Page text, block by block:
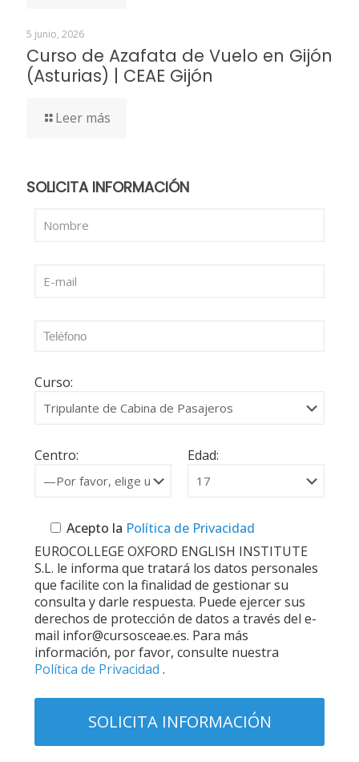
5 junio, 2026
Curso de Azafata de Vuelo en Gijón
(Asturias) | CEAE Gijón
Leer más
SOLICITA INFORMACIÓN
Curso:
Centro: Edad:
Acepto la Política de Privacidad
EUROCOLLEGE OXFORD ENGLISH INSTITUTE
S.L. le informa que tratará los datos personales
que facilite con la finalidad de gestionar su
consulta y darle respuesta. Puede ejercer sus
derechos de protección de datos a través del e-
mail infor@cursosceae.es. Para más
información, por favor, consulte nuestra
Política de Privacidad .